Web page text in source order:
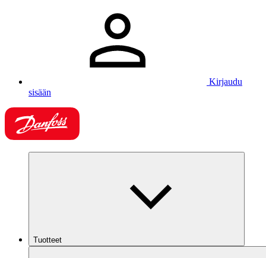
Kirjaudu
sisään
Tuotteet